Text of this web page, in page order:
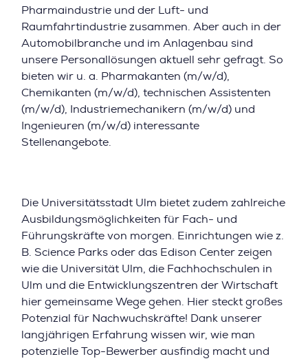
Pharmaindustrie und der Luft- und
Raumfahrtindustrie zusammen. Aber auch in der
Automobilbranche und im Anlagenbau sind
unsere Personallösungen aktuell sehr gefragt. So
bieten wir u. a. Pharmakanten (m/w/d),
Chemikanten (m/w/d), technischen Assistenten
(m/w/d), Industriemechanikern (m/w/d) und
Ingenieuren (m/w/d) interessante
Stellenangebote.
Die Universitätsstadt Ulm bietet zudem zahlreiche
Ausbildungsmöglichkeiten für Fach- und
Führungskräfte von morgen. Einrichtungen wie z.
B. Science Parks oder das Edison Center zeigen
wie die Universität Ulm, die Fachhochschulen in
Ulm und die Entwicklungszentren der Wirtschaft
hier gemeinsame Wege gehen. Hier steckt großes
Potenzial für Nachwuchskräfte! Dank unserer
langjährigen Erfahrung wissen wir, wie man
potenzielle Top-Bewerber ausfindig macht und